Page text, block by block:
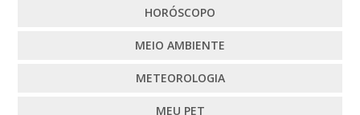
HORÓSCOPO
MEIO AMBIENTE
METEOROLOGIA
MEU PET